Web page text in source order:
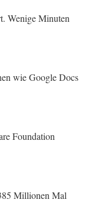
Wenige Minuten
wie Google Docs
Foundation
Millionen Mal